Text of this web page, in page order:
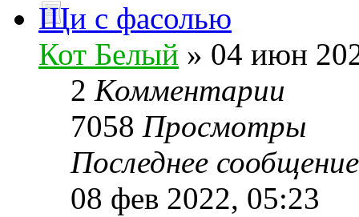
Щи с фасолью
Кот Белый » 04 июн
2 Комментарии
7058 Просмотры
Последнее
08 фев 2022, 05:23